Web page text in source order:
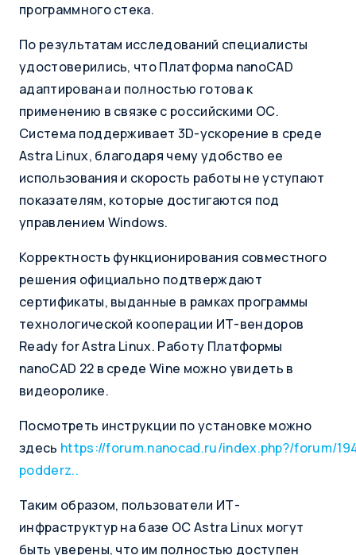
программного стека.
По результатам исследований специалисты
удостоверились, что Платформа nanoCAD
адаптирована и полностью готова к
применению в связке с российскими ОС.
Система поддерживает 3D-ускорение в среде
Astra Linux, благодаря чему удобство ее
использования и скорость работы не уступают
показателям, которые достигаются под
управлением Windows.
Корректность функционирования совместного
решения официально подтверждают
сертификаты, выданные в рамках программы
технологической кооперации ИТ-вендоров
Ready for Astra Linux. Работу Платформы
nanoCAD 22 в среде Wine можно увидеть в
видеоролике.
Посмотреть инструкции по установке можно
здесь https://forum.nanocad.ru/index.php?/forum/
podderz..
Таким образом, пользователи ИТ-
инфраструктур на базе ОС Astra Linux могут
быть уверены, что им полностью доступен